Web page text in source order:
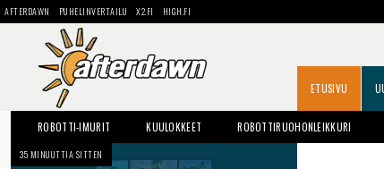
AFTERDAWN PUHELINVERTAILU X2.FI HIGH.FI
ETUSIVU
ROBOTTI-IMURIT KUULOKKEET ROBOTTIRUOHONLEIKKURI
35 MINUUTTIA SITTEN